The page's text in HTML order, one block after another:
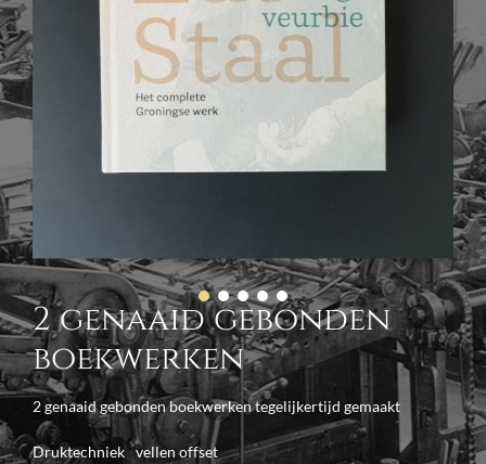
2 genaaid gebonden
boekwerken
2 genaaid gebonden boekwerken tegelijkertijd gemaakt
Druktechniek vellen offset